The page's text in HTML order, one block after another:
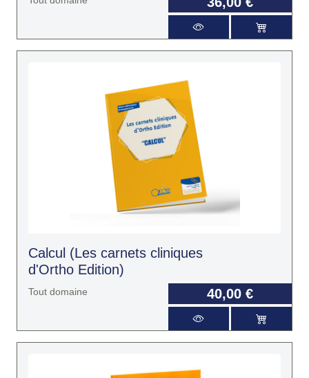
Calcul (Les carnets cliniques
d'Ortho Edition)
Tout domaine 40,00 €